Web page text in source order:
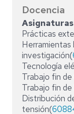
Docencia
Prácticas
Herramientas
investigación(
Tecnología
Trabajo fin
Trabajo fin
Distribución
tensión(